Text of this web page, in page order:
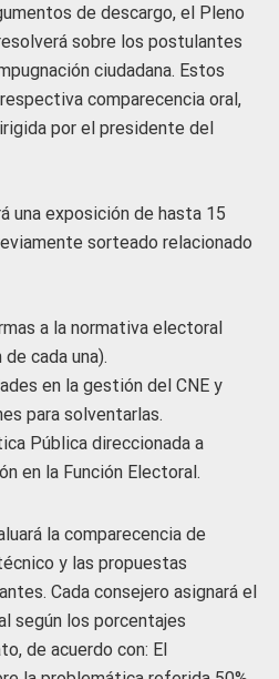
de descargo, el Pleno
sobre los postulantes
ciudadana. Estos
comparecencia oral,
por el presidente del
una exposición de hasta 15
sorteado relacionado
a la normativa electoral
cada una).
en la gestión del CNE y
para solventarlas.
Pública direccionada a
en la Función Electoral.
la comparecencia de
y las propuestas
Cada consejero asignará el
según los porcentajes
de acuerdo con: El